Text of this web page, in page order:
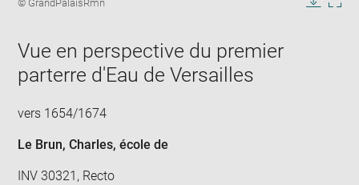
window
© GrandPalaisRmn
Vue en perspective du premier
parterre d'Eau de Versailles
vers 1654/1674
Le Brun, Charles, école de
INV 30321, Recto